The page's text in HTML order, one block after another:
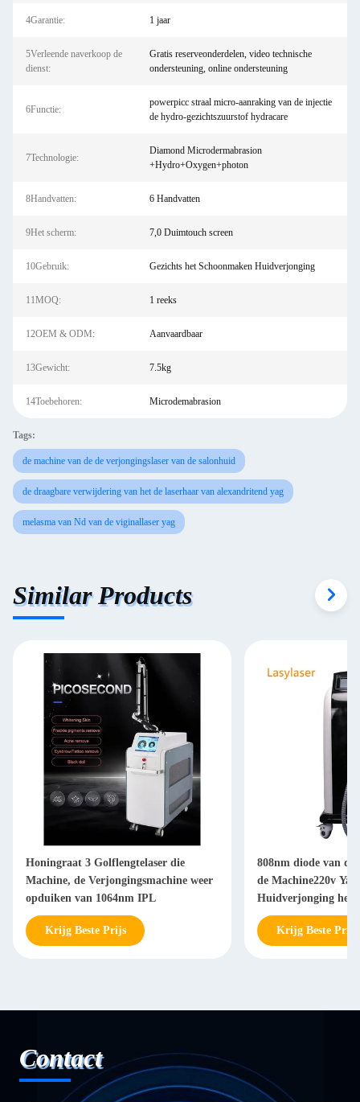
4Garantie: 1 jaar
5Verleende naverkoop de
dienst:
Gratis reserveonderdelen, video technische
ondersteuning, online ondersteuning
6Functie:
powerpicc straal micro-aanraking van de injectie
de hydro-gezichtszuurstof hydracare
7Technologie:
Diamond Microdermabrasion
+Hydro+Oxygen+photon
8Handvatten: 6 Handvatten
9Het scherm: 7,0 Duimtouch screen
10Gebruik: Gezichts het Schoonmaken Huidverjonging
11MOQ: 1 reeks
12OEM & ODM: Aanvaardbaar
13Gewicht: 7.5kg
14Toebehoren: Microdemabrasion
Tags:
de machine van de de verjongingslaser van de salonhuid
de draagbare verwijdering van het de laserhaar van alexandritend yag
melasma van Nd van de viginallaser yag
Similar Products
Honingraat 3 Golflengtelaser die
Machine, de Verjongingsmachine weer
opduiken van 1064nm IPL
Krijg Beste Prijs
808nm diode van
de Machine220v Yag
Huidverjonging het
Krijg Beste Prijs
Contact